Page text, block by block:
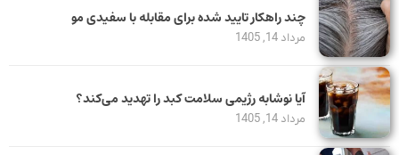
چند راهکار تایید شده برای مقابله با سفیدی مو
مرداد 14, 1405
آیا نوشابه رژیمی سلامت کبد را تهدید می‌کند؟
مرداد 14, 1405